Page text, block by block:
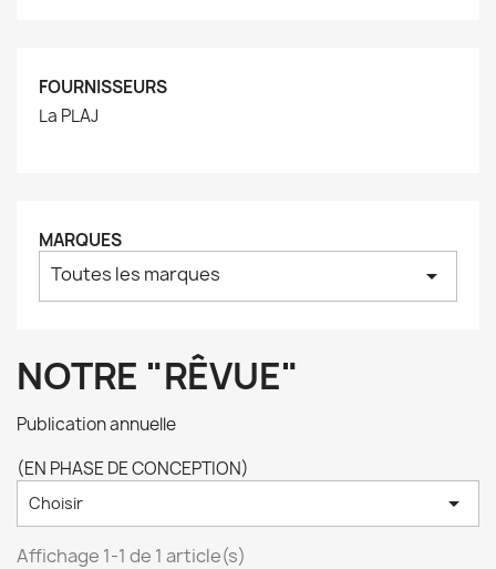
FOURNISSEURS
La PLAJ
MARQUES
Toutes les marques arrow_drop_down
NOTRE "RÊVUE"
Publication annuelle
(EN PHASE DE CONCEPTION)
Choisir 
Affichage 1-1 de 1 article(s)